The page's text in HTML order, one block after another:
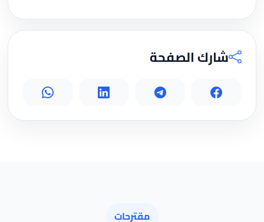
شارك الصفحة
مقترحات